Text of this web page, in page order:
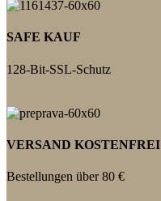
SAFE KAUF
128-Bit-SSL-Schutz
VERSAND KOSTENFREI
Bestellungen über 80 €